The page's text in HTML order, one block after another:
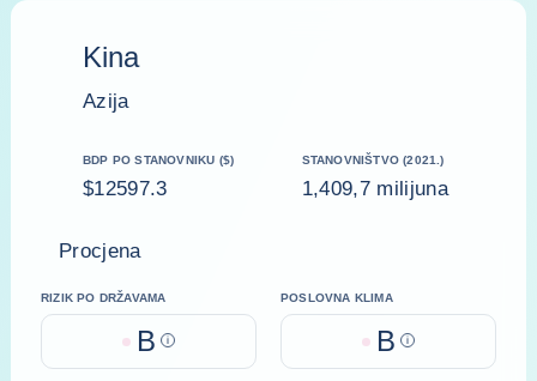
Kina
Azija
BDP PO STANOVNIKU ($)
$12597.3
STANOVNIŠTVO (2021.)
1,409,7 milijuna
Procjena
RIZIK PO DRŽAVAMA
B Help
POSLOVNA KLIMA
B Help